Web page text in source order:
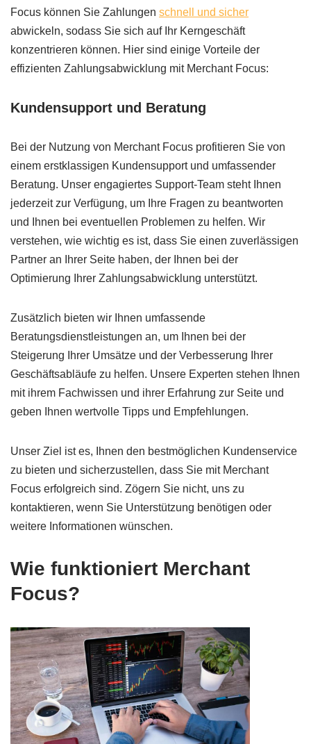
Focus können Sie Zahlungen schnell und sicher
abwickeln, sodass Sie sich auf Ihr Kerngeschäft
konzentrieren können. Hier sind einige Vorteile der
effizienten Zahlungsabwicklung mit Merchant Focus:
Kundensupport und Beratung
Bei der Nutzung von Merchant Focus profitieren Sie von
einem erstklassigen Kundensupport und umfassender
Beratung. Unser engagiertes Support-Team steht Ihnen
jederzeit zur Verfügung, um Ihre Fragen zu beantworten
und Ihnen bei eventuellen Problemen zu helfen. Wir
verstehen, wie wichtig es ist, dass Sie einen zuverlässigen
Partner an Ihrer Seite haben, der Ihnen bei der
Optimierung Ihrer Zahlungsabwicklung unterstützt.
Zusätzlich bieten wir Ihnen umfassende
Beratungsdienstleistungen an, um Ihnen bei der
Steigerung Ihrer Umsätze und der Verbesserung Ihrer
Geschäftsabläufe zu helfen. Unsere Experten stehen Ihnen
mit ihrem Fachwissen und ihrer Erfahrung zur Seite und
geben Ihnen wertvolle Tipps und Empfehlungen.
Unser Ziel ist es, Ihnen den bestmöglichen Kundenservice
zu bieten und sicherzustellen, dass Sie mit Merchant
Focus erfolgreich sind. Zögern Sie nicht, uns zu
kontaktieren, wenn Sie Unterstützung benötigen oder
weitere Informationen wünschen.
Wie funktioniert Merchant
Focus?